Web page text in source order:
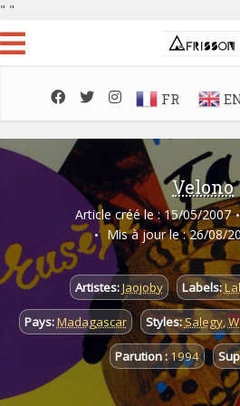
" "
FR
Velono
Article créé le : 15/05/2007
Mis à jour le : 26/08/
Artistes:Jaojoby Labels:
Pays:Madagascar Styles:Salegy,
Parution :1994